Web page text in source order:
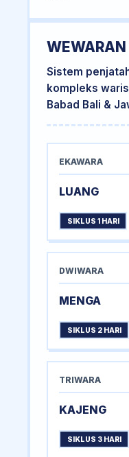
Sistem
kompleks
Babad Bali &
EKAWARA
LUANG
SIKLUS 1 HARI
DWIWARA
MENGA
SIKLUS 2 HARI
TRIWARA
KAJENG
SIKLUS 3 HARI